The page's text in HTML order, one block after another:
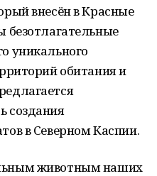
внесён в Красные
безотлагательные
уникального
обитания и
создания
в Северном Каспии.
животным наших